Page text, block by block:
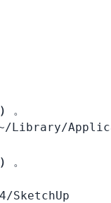
。
Library/
。
SketchUp